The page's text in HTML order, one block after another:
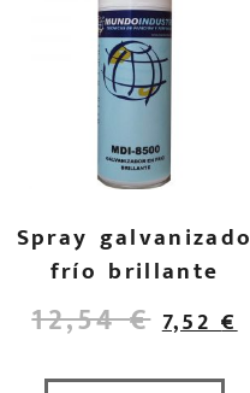
Spray galvanizado
frío brillante
12,54€ 7,52€